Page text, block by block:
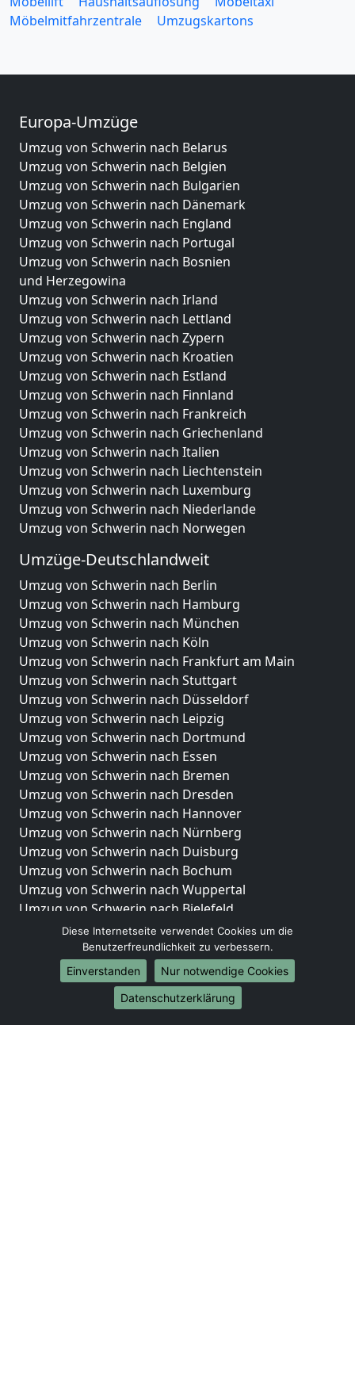
Möbelmitfahrzentrale
Umzugskartons
Europa-Umzüge
Umzug von Schwerin nach Belarus
Umzug von Schwerin nach Belgien
Umzug von Schwerin nach Bulgarien
Umzug von Schwerin nach Dänemark
Umzug von Schwerin nach England
Umzug von Schwerin nach Portugal
Umzug von Schwerin nach Bosnien
und Herzegowina
Umzug von Schwerin nach Irland
Umzug von Schwerin nach Lettland
Umzug von Schwerin nach Zypern
Umzug von Schwerin nach Kroatien
Umzug von Schwerin nach Estland
Umzug von Schwerin nach Finnland
Umzug von Schwerin nach Frankreich
Umzug von Schwerin nach Griechenland
Umzug von Schwerin nach Italien
Umzug von Schwerin nach Liechtenstein
Umzug von Schwerin nach Luxemburg
Umzug von Schwerin nach Niederlande
Umzug von Schwerin nach Norwegen
Umzüge-Deutschlandweit
Umzug von Schwerin nach Berlin
Umzug von Schwerin nach Hamburg
Umzug von Schwerin nach München
Umzug von Schwerin nach Köln
Umzug von Schwerin nach Frankfurt am Main
Umzug von Schwerin nach Stuttgart
Umzug von Schwerin nach Düsseldorf
Umzug von Schwerin nach Leipzig
Umzug von Schwerin nach Dortmund
Umzug von Schwerin nach Essen
Umzug von Schwerin nach Bremen
Umzug von Schwerin nach Dresden
Umzug von Schwerin nach Hannover
Umzug von Schwerin nach Nürnberg
Umzug von Schwerin nach Duisburg
Umzug von Schwerin nach Bochum
Umzug von Schwerin nach Wuppertal
Umzug von Schwerin nach Bielefeld
Umzug von Schwerin nach Bonn
Umzug von Schwerin nach Münster
Internationale-Umzüge
Umzug von Schwerin nach Brasilien
Umzug von Schwerin nach Brunei Darussalam
Diese Internetseite verwendet Cookies um die
Benutzerfreundlichkeit zu verbessern.
Einverstanden
Nur notwendige Cookies
Datenschutzerklärung